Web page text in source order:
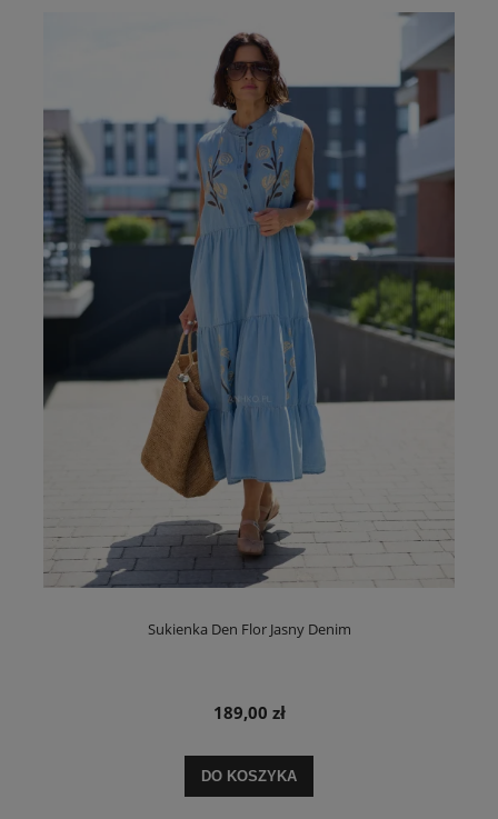
Sukienka Den Flor Jasny Denim
189,00 zł
DO KOSZYKA